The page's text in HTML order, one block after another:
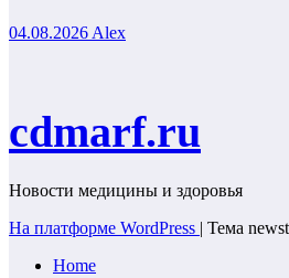
04.08.2026 Alex
cdmarf.ru
Новости медицины и здоровья
На платформе WordPress | Тема
Home